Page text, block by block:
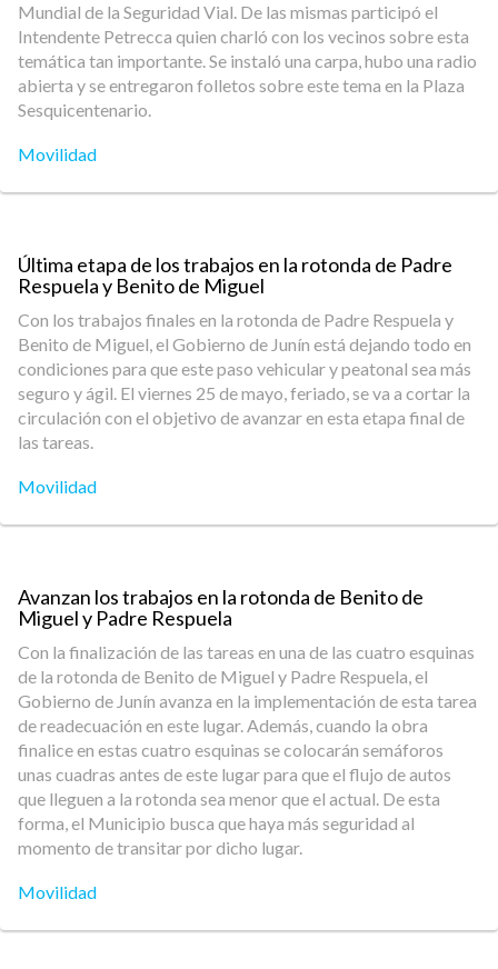
Mundial de la Seguridad Vial. De las mismas participó el
Intendente Petrecca quien charló con los vecinos sobre esta
temática tan importante. Se instaló una carpa, hubo una radio
abierta y se entregaron folletos sobre este tema en la Plaza
Sesquicentenario.
Movilidad
Última etapa de los trabajos en la rotonda de Padre
Respuela y Benito de Miguel
Con los trabajos finales en la rotonda de Padre Respuela y
Benito de Miguel, el Gobierno de Junín está dejando todo en
condiciones para que este paso vehicular y peatonal sea más
seguro y ágil. El viernes 25 de mayo, feriado, se va a cortar la
circulación con el objetivo de avanzar en esta etapa final de
las tareas.
Movilidad
Avanzan los trabajos en la rotonda de Benito de
Miguel y Padre Respuela
Con la finalización de las tareas en una de las cuatro esquinas
de la rotonda de Benito de Miguel y Padre Respuela, el
Gobierno de Junín avanza en la implementación de esta tarea
de readecuación en este lugar. Además, cuando la obra
finalice en estas cuatro esquinas se colocarán semáforos
unas cuadras antes de este lugar para que el flujo de autos
que lleguen a la rotonda sea menor que el actual. De esta
forma, el Municipio busca que haya más seguridad al
momento de transitar por dicho lugar.
Movilidad